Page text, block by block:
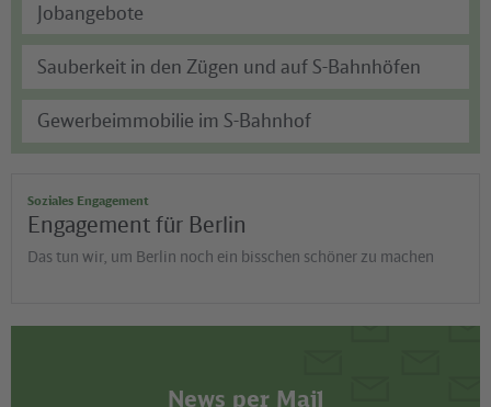
Soziales Engagement
Engagement für Berlin
Das tun wir, um Berlin noch ein bisschen schöner zu machen
Drehgenehmigungen
Jobangebote
Sauberkeit in den Zügen und auf S-Bahnhöfen
Gewerbeimmobilie im S-Bahnhof
AG - Geschäftsbereich Personenbahnhöfe.
Vermietung / Centermanagement
News per Mail